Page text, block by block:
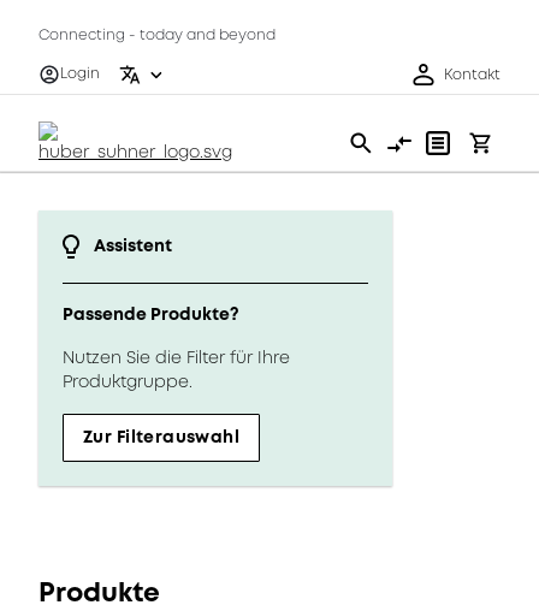
Connecting - today and beyond
Login
Kontakt
Assistent
Passende Produkte?
Nutzen Sie die Filter für Ihre
Produktgruppe.
Zur Filterauswahl
Produkte